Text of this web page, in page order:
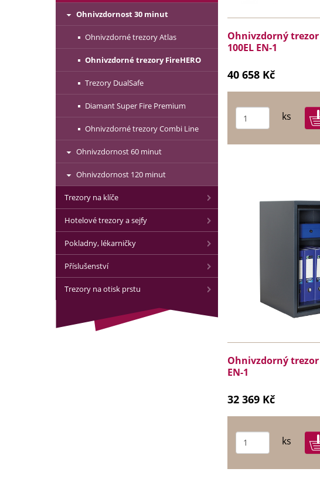
Ohnivzdorný trezor
100EL EN-1
40 658 Kč
ks
Ohnivzdorný trezor
EN-1
32 369 Kč
ks
Ohnivzdornost 30 minut
Ohnivzdorné trezory Atlas
Ohnivzdorné trezory FireHERO
Trezory DualSafe
Diamant Super Fire Premium
Ohnivzdorné trezory Combi Line
Ohnivzdornost 60 minut
Ohnivzdornost 120 minut
Trezory na klíče
Hotelové trezory a sejfy
Pokladny, lékarničky
Příslušenství
Trezory na otisk prstu